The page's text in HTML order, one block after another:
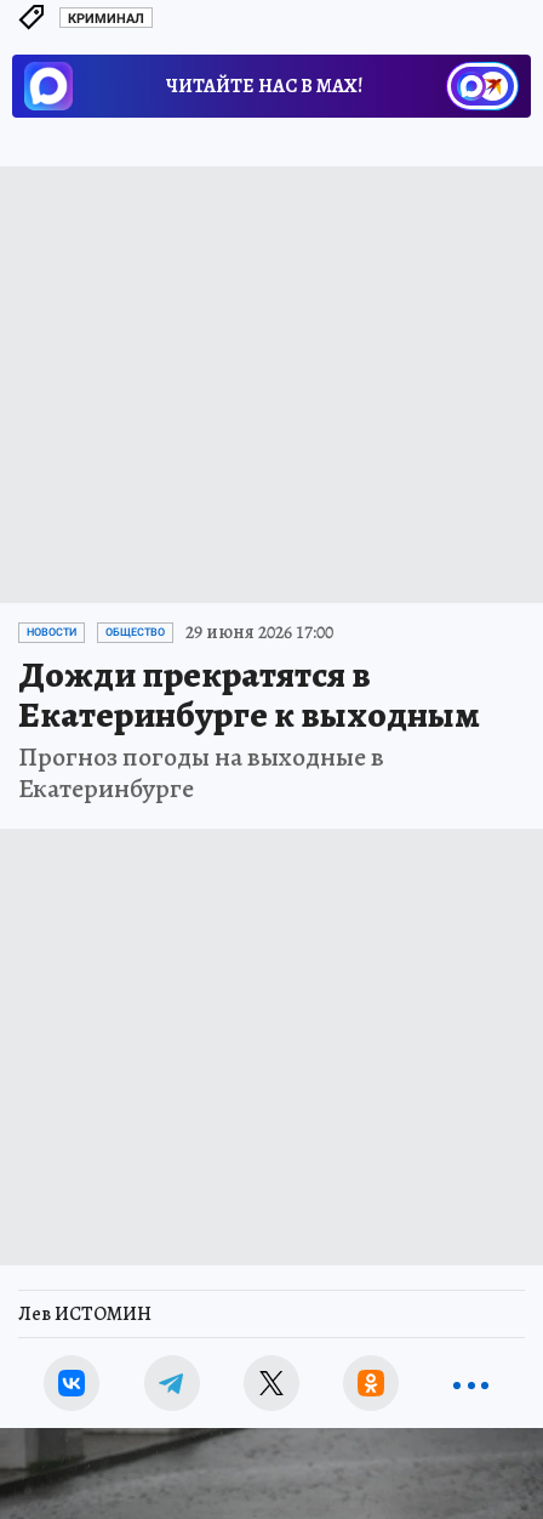
КРИМИНАЛ
ЧИТАЙТЕ НАС В МАХ!
НОВОСТИ ОБЩЕСТВО 29 июня 2026 17:00
Дожди прекратятся в
Екатеринбурге к выходным
Прогноз погоды на выходные в
Екатеринбурге
Лев ИСТОМИН